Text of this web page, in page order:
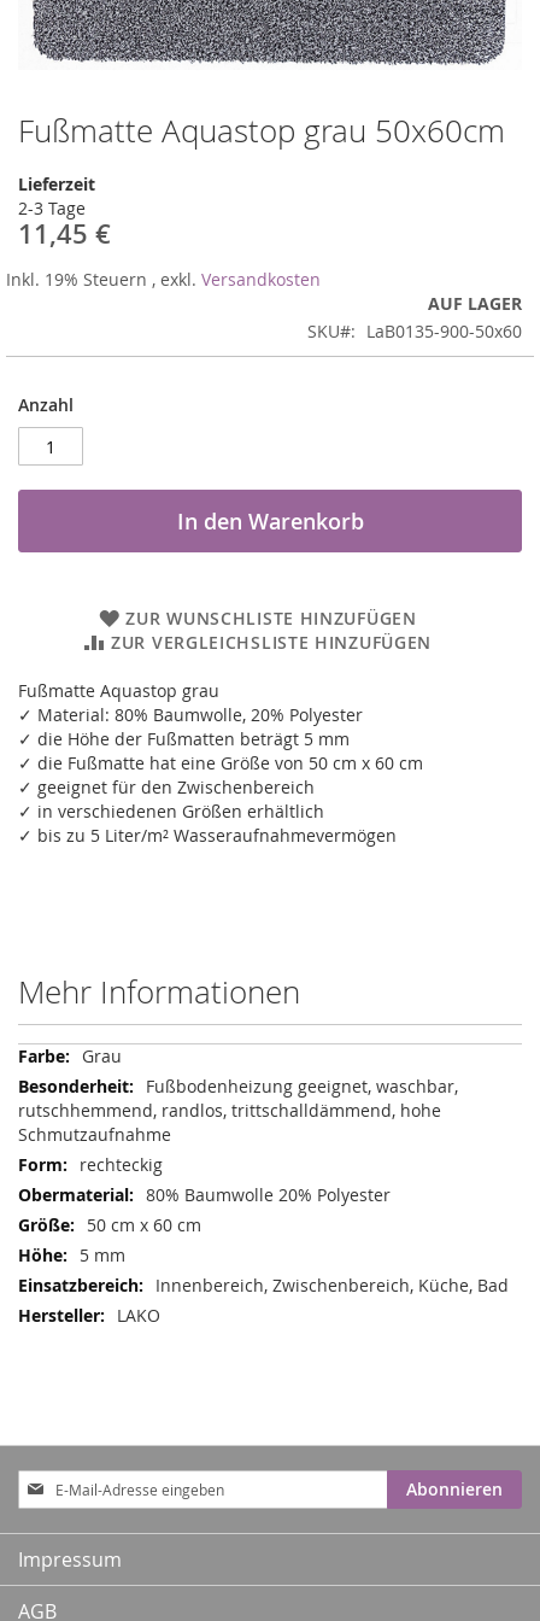
Fußmatte Aquastop grau 50x60cm
Lieferzeit
2-3 Tage
11,45 €
Inkl. 19% Steuern , exkl. Versandkosten
AUF LAGER
SKU
LaB0135-900-50x60
Anzahl
In den Warenkorb
ZUR WUNSCHLISTE HINZUFÜGEN
ZUR VERGLEICHSLISTE HINZUFÜGEN
Fußmatte Aquastop grau
✓ Material: 80% Baumwolle, 20% Polyester
✓ die Höhe der Fußmatten beträgt 5 mm
✓ die Fußmatte hat eine Größe von 50 cm x 60 cm
✓ geeignet für den Zwischenbereich
✓ in verschiedenen Größen erhältlich
✓ bis zu 5 Liter/m² Wasseraufnahmevermögen
Zum
Anfang
der
Bildergalerie
springen
Mehr Informationen
Mehr
Informationen
Grau
Fußbodenheizung geeignet, waschbar,
rutschhemmend, randlos, trittschalldämmend, hohe
Schmutzaufnahme
rechteckig
80% Baumwolle 20% Polyester
50 cm x 60 cm
5 mm
Innenbereich, Zwischenbereich, Küche, Bad
LAKO
Anmeldung
zum
Newsletter:
Abonnieren
Impressum
AGB